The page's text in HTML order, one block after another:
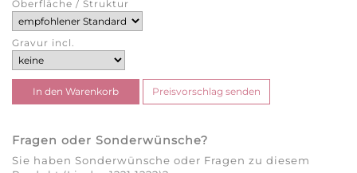
Oberfläche / Struktur
Gravur incl.
Fragen oder Sonderwünsche?
Sie haben Sonderwünsche oder Fragen zu diesem